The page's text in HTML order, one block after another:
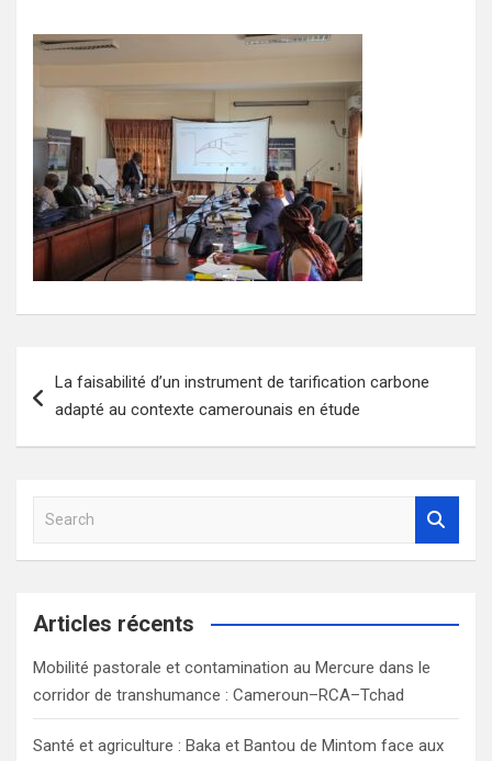
de
La faisabilité d’un instrument de tarification carbone
adapté au contexte camerounais en étude
a
c
Articles récents
Mobilité pastorale et contamination au Mercure dans le
corridor de transhumance : Cameroun–RCA–Tchad
Santé et agriculture : Baka et Bantou de Mintom face aux